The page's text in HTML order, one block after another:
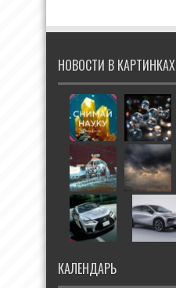
НОВОСТИ В КАРТИНКАХ
КАЛЕНДАРЬ